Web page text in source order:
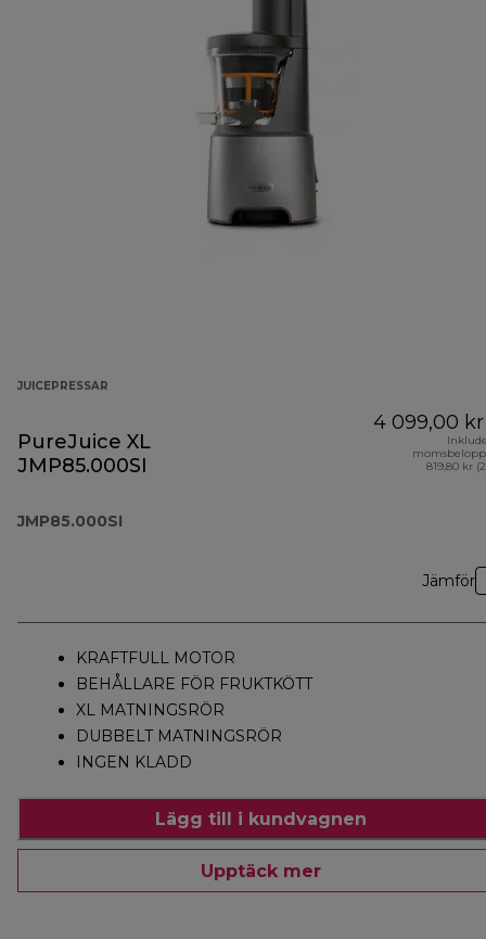
JUICEPRESSAR
PureJuice XL
JMP85.000SI
JMP85.000SI
4 099,00 kr
819,80 kr
Jämför
KRAFTFULL MOTOR
BEHÅLLARE FÖR FRUKTKÖTT
XL MATNINGSRÖR
DUBBELT MATNINGSRÖR
INGEN KLADD
Lägg till i kundvagnen
Upptäck mer